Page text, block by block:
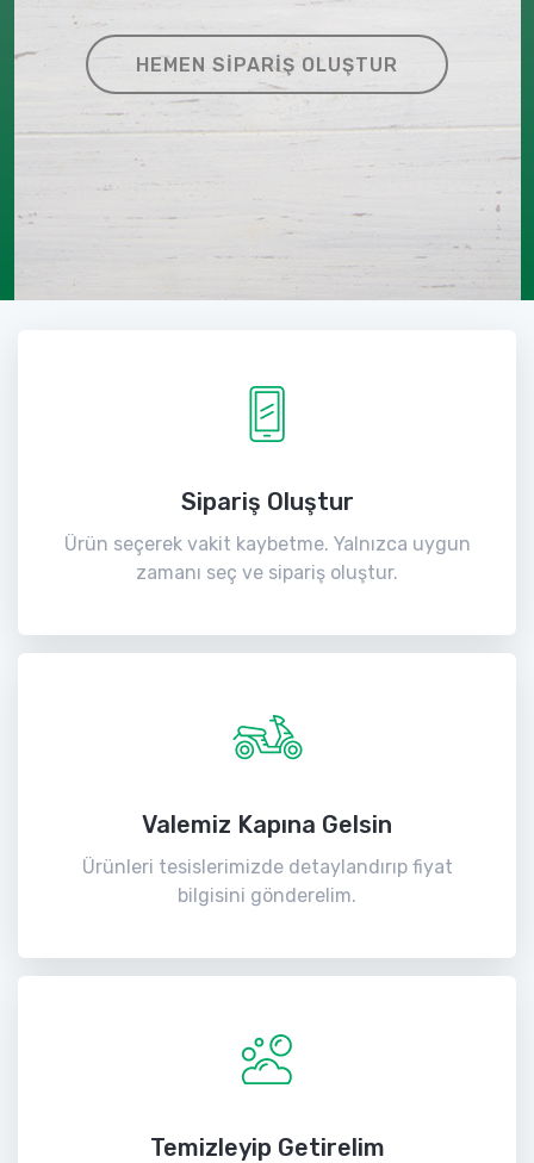
HEMEN SIPARIŞ OLUŞTUR
Sipariş Oluştur
Ürün seçerek vakit kaybetme. Yalnızca uygun
zamanı seç ve sipariş oluştur.
Valemiz Kapına Gelsin
Ürünleri tesislerimizde detaylandırıp fiyat
bilgisini gönderelim.
Temizleyip Getirelim